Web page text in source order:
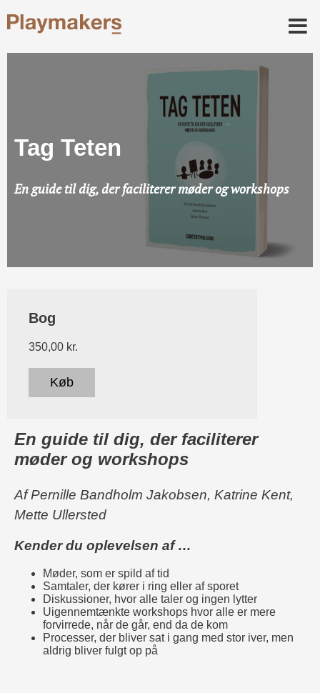
Tag Teten
En guide til dig, der faciliterer møder og workshops
Bog
350,00 kr.
Køb
En guide til dig, der faciliterer
møder og workshops
Af Pernille Bandholm Jakobsen, Katrine Kent,
Mette Ullersted
Kender du oplevelsen af …
Møder, som er spild af tid
Samtaler, der kører i ring eller af sporet
Diskussioner, hvor alle taler og ingen lytter
Uigennemtænkte workshops hvor alle er mere
forvirrede, når de går, end da de kom
Processer, der bliver sat i gang med stor iver, men
aldrig bliver fulgt op på